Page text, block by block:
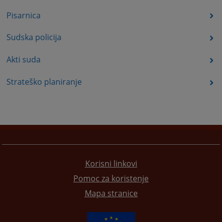
Pisarnica
Sudska policija
Akti suda
Strateško planiranje
Korisni linkovi
Pomoc za koristenje
Mapa stranice